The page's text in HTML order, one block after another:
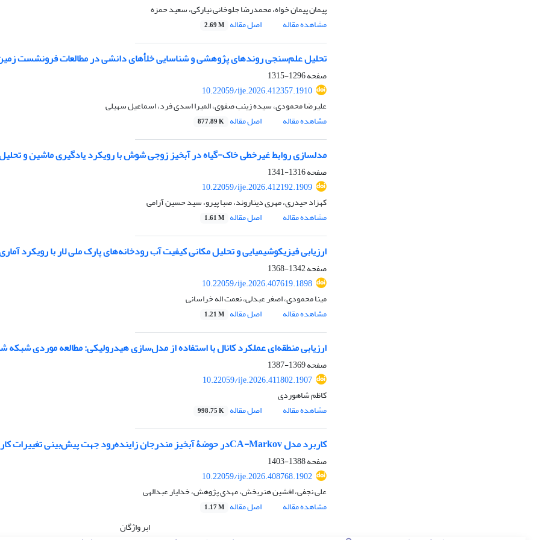
پیمان پیمان خواه، محمدرضا جلوخانی نیارکی، سعید حمزه
مشاهده مقاله
اصل مقاله 2.69 M
تحلیل علم‌سنجی روندهای پژوهشی و شناسایی خلأهای دانشی در مطالعات فرونشست
صفحه1296-1315
10.22059/ije.2026.412357.1910
علیرضا محمودی، سیده زینب صفوی، المیرا اسدی فرد، اسماعیل سهیلی
مشاهده مقاله
اصل مقاله 877.89 K
مدلسازی روابط غیرخطی خاک-گیاه در آبخیز زوجی شوش با رویکرد یادگیری ماشین و
صفحه1316-1341
10.22059/ije.2026.412192.1909
کهزاد حیدری، مهری دیناروند، صبا پیرو، سید حسین آرامی
مشاهده مقاله
اصل مقاله 1.61 M
ارزیابی فیزیکوشیمیایی و تحلیل مکانی کیفیت آب رودخانه‌های پارک ملی لار با رویکرد
صفحه1342-1368
10.22059/ije.2026.407619.1898
مینا محمودی، اصغر عبدلی، نعمت اله خراسانی
مشاهده مقاله
اصل مقاله 1.21 M
ارزیابی منطقه‌ای عملکرد کانال با استفاده از مدل‌سازی هیدرولیکی: مطالعه موردی شبکه
صفحه1369-1387
10.22059/ije.2026.411802.1907
کاظم شاهوردی
مشاهده مقاله
اصل مقاله 998.75 K
کاربرد مدل CA-Markovدر حوضۀ آبخیز مندرجان زاینده‌رود جهت پیش‌بینی تغییرات کاربری اراضی
صفحه1388-1403
10.22059/ije.2026.408768.1902
علی نجفی، افشین هنربخش، مهدی پژوهش، خدایار عبدالهی
مشاهده مقاله
اصل مقاله 1.17 M
ابر واژگان